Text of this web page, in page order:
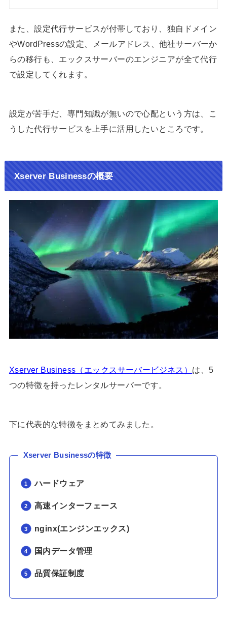
また、設定代行サービスが付帯しており、独自ドメイン
やWordPressの設定、メールアドレス、他社サーバーか
らの移行も、エックスサーバーのエンジニアが全て代行
で設定してくれます。
設定が苦手だ、専門知識が無いので心配という方は、こ
うした代行サービスを上手に活用したいところです。
Xserver Businessの概要
Xserver Business（エックスサーバービジネス） は、5
つの特徴を持ったレンタルサーバーです。
下に代表的な特徴をまとめてみました。
Xserver Businessの特徴
ハードウェア
高速インターフェース
nginx(エンジンエックス)
国内データ管理
品質保証制度